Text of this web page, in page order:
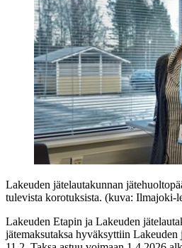
Lakeuden jätelautakunnan
tulevista korotuksista. (kuva: Ilmajoki-
Lakeuden Etapin ja Lakeuden
jätemaksutaksa hyväksyttiin Lakeuden